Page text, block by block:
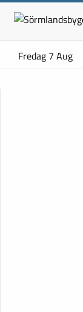
Fredag 7 Aug